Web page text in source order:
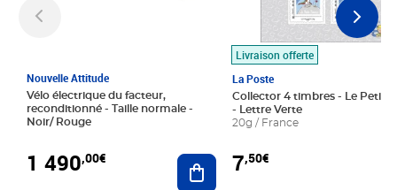
Nouvelle Attitude
Vélo électrique du facteur,
reconditionné - Taille normale -
Noir/ Rouge
1 490,00€ Ajouter au panier
Livraison offerte
La Poste
Collector 4 timbres - Le Petit
- Lettre Verte
20g / France
7,50€